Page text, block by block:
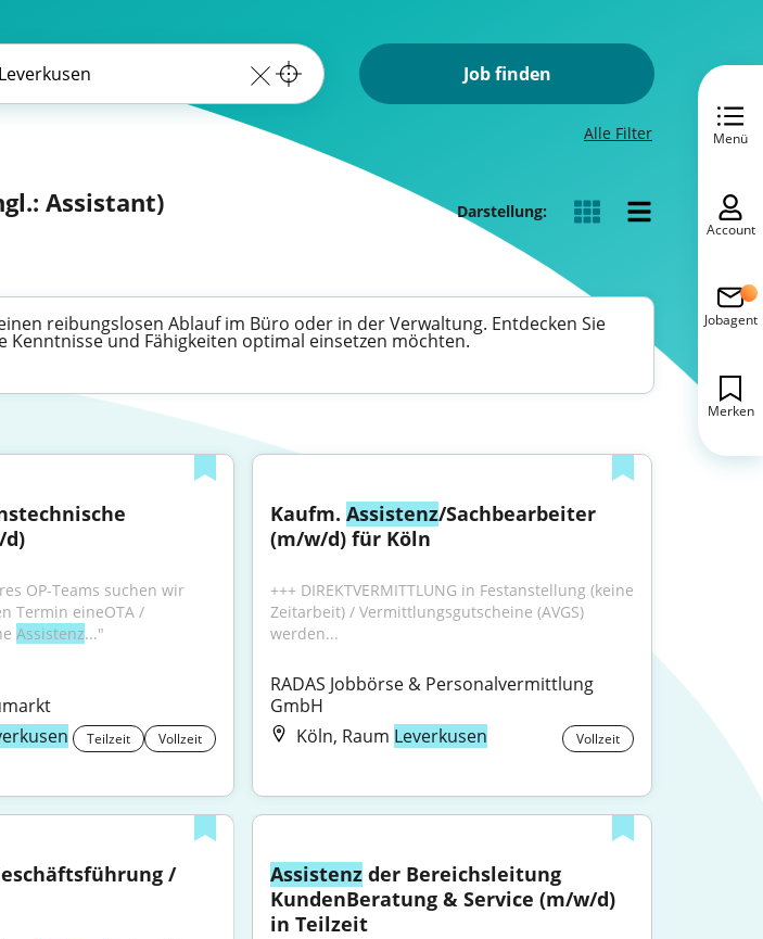
Job finden
Alle Filter
Assistant) Darstellung:
reibungslosen Ablauf im Büro oder in der Verwaltung. Entdecken Sie
und Fähigkeiten optimal einsetzen möchten.
d)
OP-Teams suchen wir
Termin eineOTA /
Assistenz..."
Teilzeit Vollzeit
Kaufm. Assistenz/Sachbearbeiter
(m/w/d) für Köln
+++ DIREKTVERMITTLUNG in Festanstellung (keine
Zeitarbeit) / Vermittlungsgutscheine (AVGS)
werden...
RADAS Jobbörse & Personalvermittlung
GmbH
Köln, Raum Leverkusen Vollzeit
/
Assistenz der Bereichsleitung
KundenBeratung & Service (m/w/d)
in Teilzeit
Menü
Account
Jobagent
Merken